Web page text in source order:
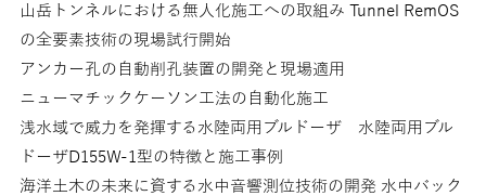
山岳トンネルにおける無人化施工への取組み Tunnel RemOS
の全要素技術の現場試行開始
アンカー孔の自動削孔装置の開発と現場適用
ニューマチックケーソン工法の自動化施工
浅水域で威力を発揮する水陸両用ブルドーザ 水陸両用ブル
ドーザD155W-1型の特徴と施工事例
海洋土木の未来に資する水中音響測位技術の開発 水中バック